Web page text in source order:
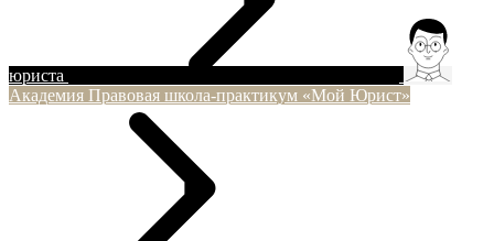
юриста
Академия Правовая школа-практикум «Мой Юрист»